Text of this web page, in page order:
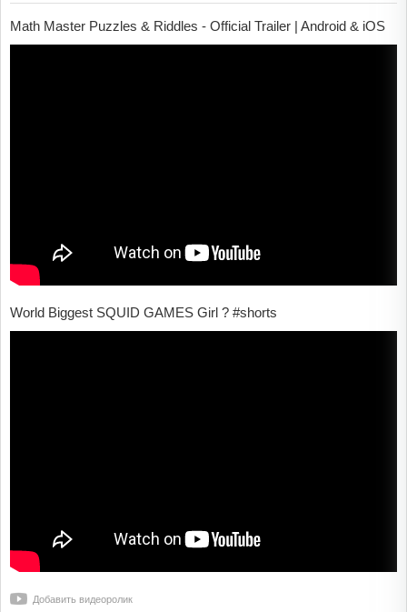
Math Master Puzzles & Riddles - Official Trailer | Android & iOS
World Biggest SQUID GAMES Girl ? #shorts
Добавить видеоролик